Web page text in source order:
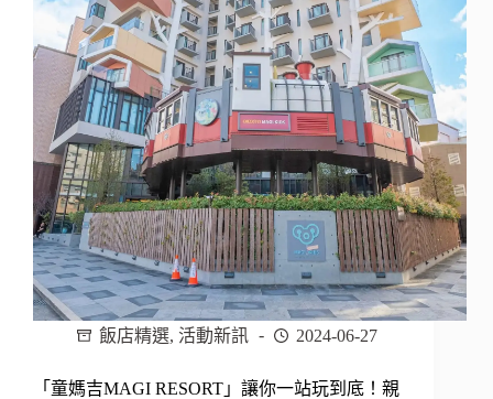
年
「書
NOVA」
永
續
閱
讀
之
旅
飯店精選, 活動新訊 2024-06-27
「童媽吉MAGI RESORT」讓你一站玩到底！親